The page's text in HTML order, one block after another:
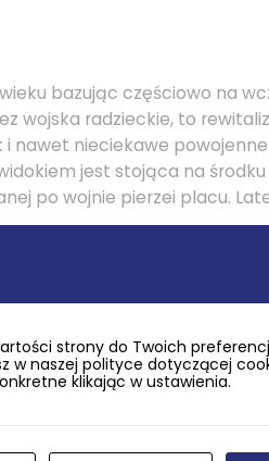
bazując częściowo na
wojska radzieckie, to
nawet nieciekawe
jest stojąca na
po wojnie pierzei placu.
strony do Twoich
w naszej polityce dotyczącej
klikając w ustawienia.